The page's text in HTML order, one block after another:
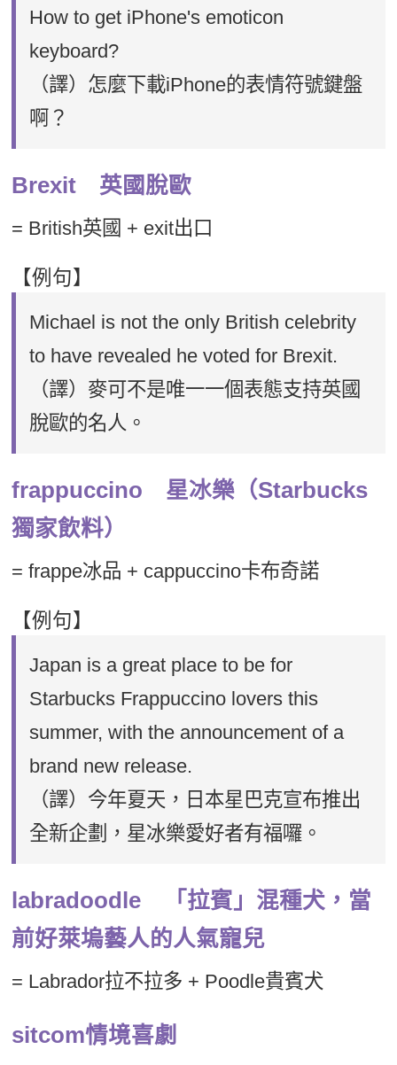
How to get iPhone's emoticon
keyboard?
（譯）怎麼下載iPhone的表情符號鍵盤
啊？
Brexit 英國脫歐
= British英國 + exit出口
【例句】
Michael is not the only British celebrity
to have revealed he voted for Brexit.
（譯）麥可不是唯一一個表態支持英國
脫歐的名人。
frappuccino 星冰樂（Starbucks
獨家飲料）
= frappe冰品 + cappuccino卡布奇諾
【例句】
Japan is a great place to be for
Starbucks Frappuccino lovers this
summer, with the announcement of a
brand new release.
（譯）今年夏天，日本星巴克宣布推出
全新企劃，星冰樂愛好者有福囉。
labradoodle 「拉賓」混種犬，當
前好萊塢藝人的人氣寵兒
= Labrador拉不拉多 + Poodle貴賓犬
sitcom情境喜劇